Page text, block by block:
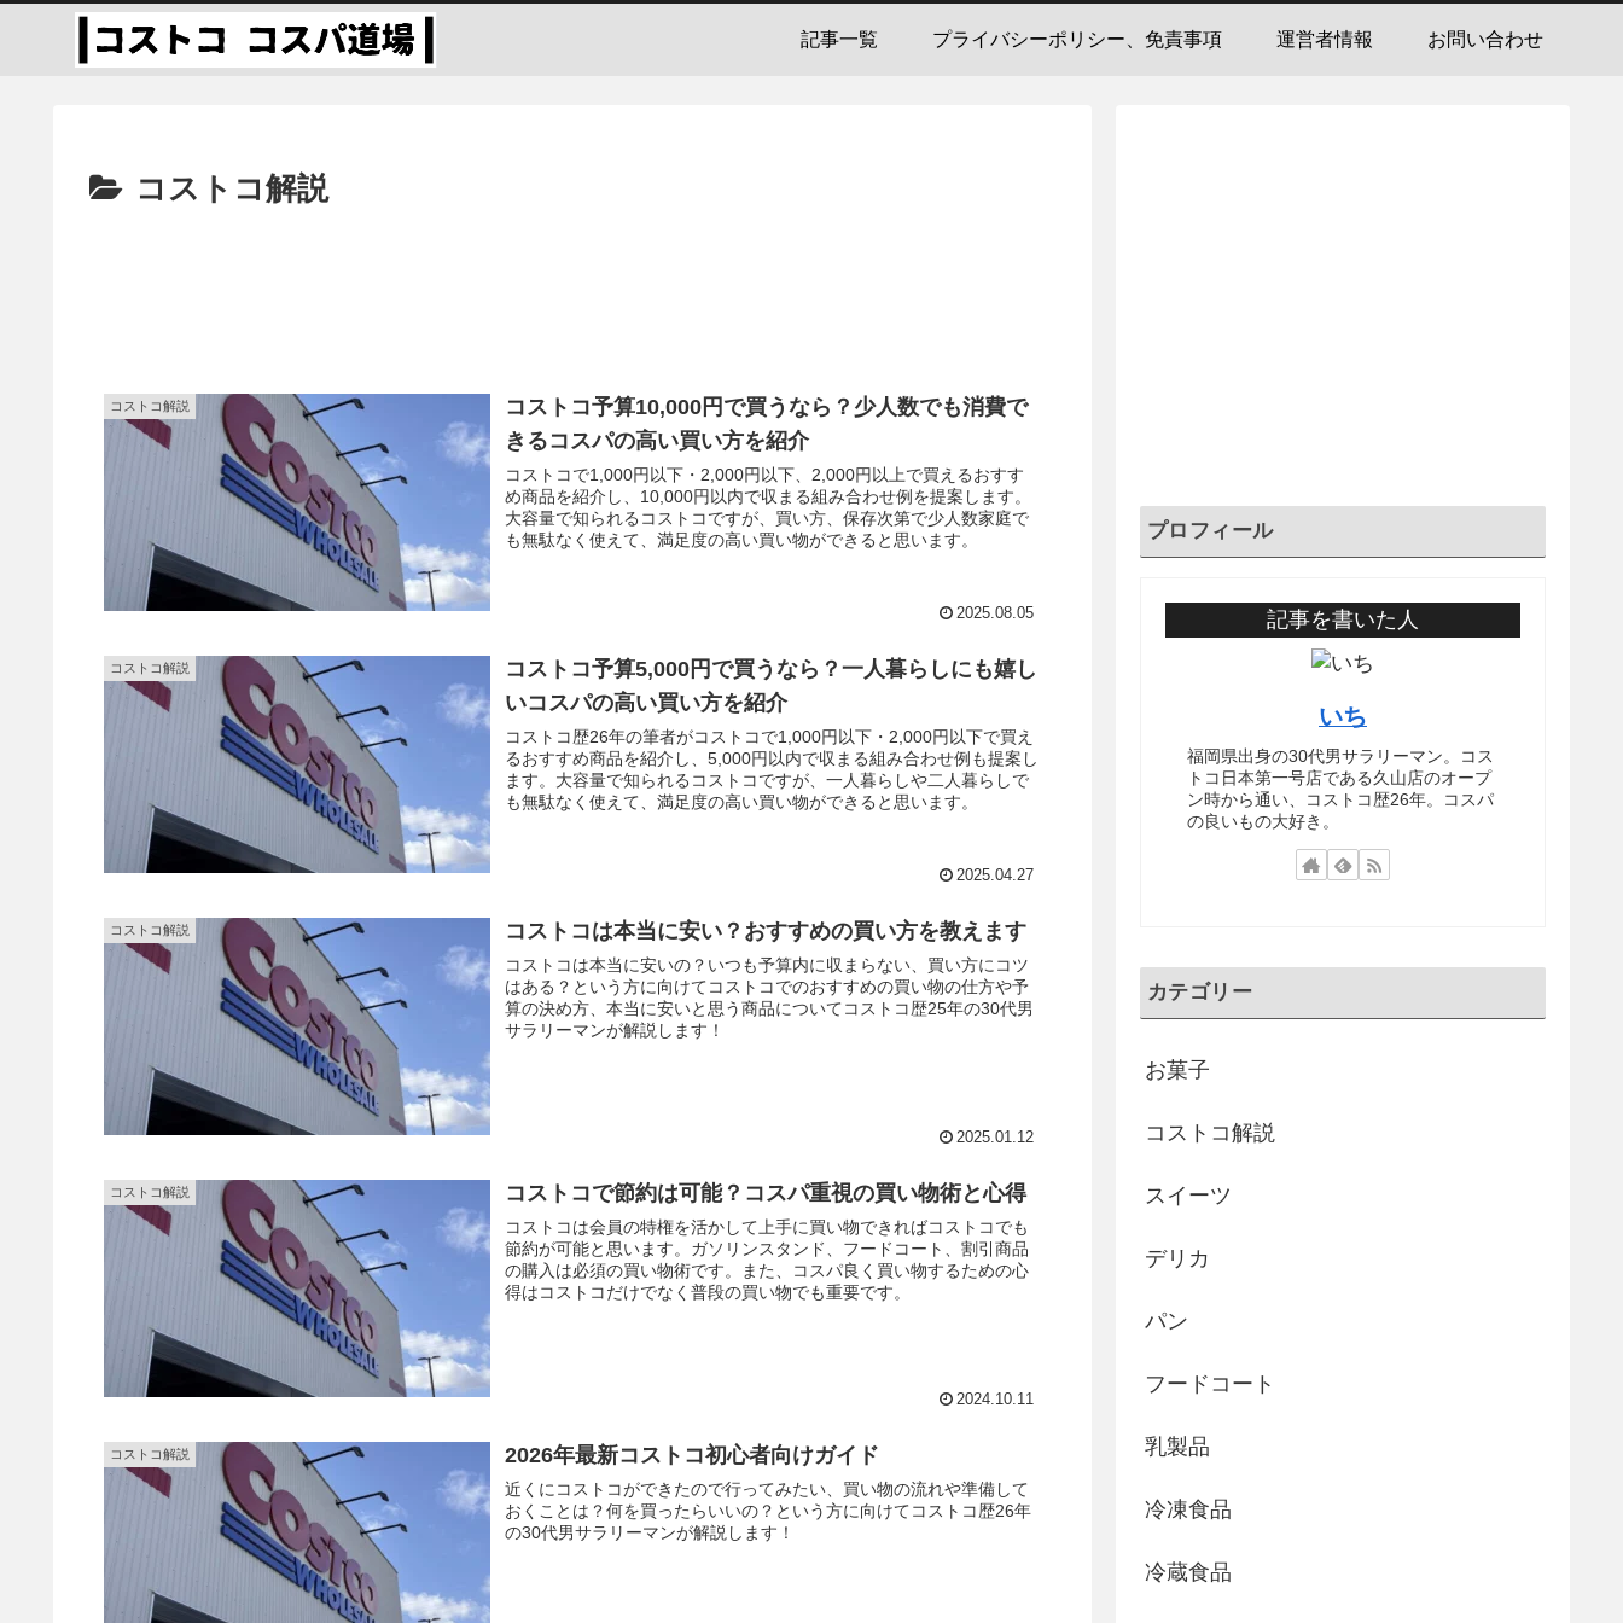
記事一覧 プライバシーポリシー、免責事項 運営者情報 お問い合わせ
コストコ解説
コストコ解説
コストコ予算10,000円で買うなら？少人数でも消費で
きるコスパの高い買い方を紹介
コストコで1,000円以下・2,000円以下、2,000円以上で買えるおすす
め商品を紹介し、10,000円以内で収まる組み合わせ例を提案します。
大容量で知られるコストコですが、買い方、保存次第で少人数家庭で
も無駄なく使えて、満足度の高い買い物ができると思います。
2025.08.05
コストコ解説
コストコ予算5,000円で買うなら？一人暮らしにも嬉し
いコスパの高い買い方を紹介
コストコ歴26年の筆者がコストコで1,000円以下・2,000円以下で買え
るおすすめ商品を紹介し、5,000円以内で収まる組み合わせ例も提案し
ます。大容量で知られるコストコですが、一人暮らしや二人暮らしで
も無駄なく使えて、満足度の高い買い物ができると思います。
2025.04.27
コストコ解説 コストコは本当に安い？おすすめの買い方を教えます
コストコは本当に安いの？いつも予算内に収まらない、買い方にコツ
はある？という方に向けてコストコでのおすすめの買い物の仕方や予
算の決め方、本当に安いと思う商品についてコストコ歴25年の30代男
サラリーマンが解説します！
2025.01.12
コストコ解説 コストコで節約は可能？コスパ重視の買い物術と心得
コストコは会員の特権を活かして上手に買い物できればコストコでも
節約が可能と思います。ガソリンスタンド、フードコート、割引商品
の購入は必須の買い物術です。また、コスパ良く買い物するための心
得はコストコだけでなく普段の買い物でも重要です。
2024.10.11
コストコ解説 2026年最新コストコ初心者向けガイド
近くにコストコができたので行ってみたい、買い物の流れや準備して
おくことは？何を買ったらいいの？という方に向けてコストコ歴26年
の30代男サラリーマンが解説します！
プロフィール
記事を書いた人
いち
福岡県出身の30代男サラリーマン。コス
トコ日本第一号店である久山店のオープ
ン時から通い、コストコ歴26年。コスパ
の良いもの大好き。
カテゴリー
お菓子
コストコ解説
スイーツ
デリカ
パン
フードコート
乳製品
冷凍食品
冷蔵食品